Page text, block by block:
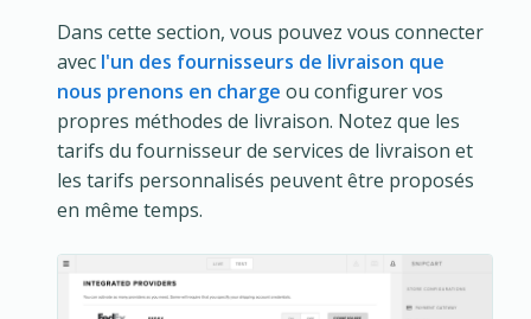
Dans cette section, vous pouvez vous connecter
avec l'un des fournisseurs de livraison que
nous prenons en charge ou configurer vos
propres méthodes de livraison. Notez que les
tarifs du fournisseur de services de livraison et
les tarifs personnalisés peuvent être proposés
en même temps.